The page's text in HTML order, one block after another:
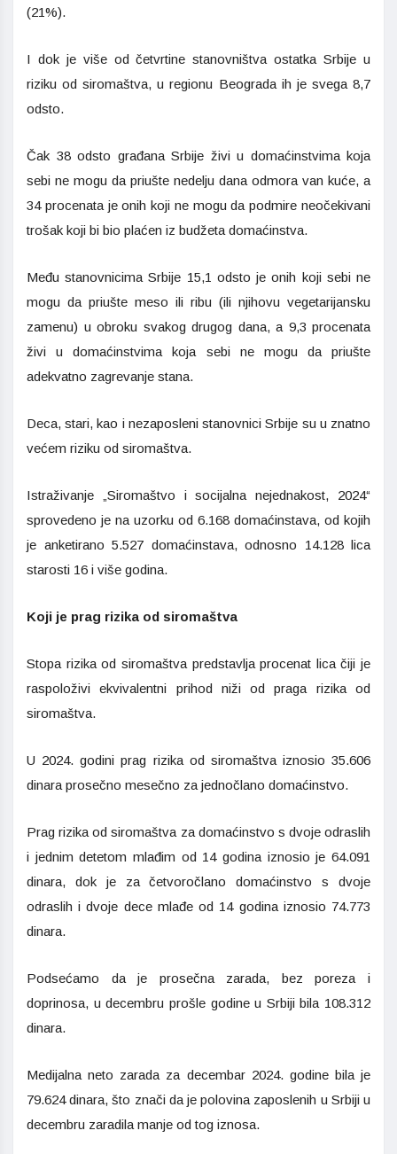
(21%).
I dok je više od četvrtine stanovništva ostatka Srbije u
riziku od siromaštva, u regionu Beograda ih je svega 8,7
odsto.
Čak 38 odsto građana Srbije živi u domaćinstvima koja
sebi ne mogu da priušte nedelju dana odmora van kuće, a
34 procenata je onih koji ne mogu da podmire neočekivani
trošak koji bi bio plaćen iz budžeta domaćinstva.
Među stanovnicima Srbije 15,1 odsto je onih koji sebi ne
mogu da priušte meso ili ribu (ili njihovu vegetarijansku
zamenu) u obroku svakog drugog dana, a 9,3 procenata
živi u domaćinstvima koja sebi ne mogu da priušte
adekvatno zagrevanje stana.
Deca, stari, kao i nezaposleni stanovnici Srbije su u znatno
većem riziku od siromaštva.
Istraživanje „Siromaštvo i socijalna nejednakost, 2024“
sprovedeno je na uzorku od 6.168 domaćinstava, od kojih
je anketirano 5.527 domaćinstava, odnosno 14.128 lica
starosti 16 i više godina.
Koji je prag rizika od siromaštva
Stopa rizika od siromaštva predstavlja procenat lica čiji je
raspoloživi ekvivalentni prihod niži od praga rizika od
siromaštva.
U 2024. godini prag rizika od siromaštva iznosio 35.606
dinara prosečno mesečno za jednočlano domaćinstvo.
Prag rizika od siromaštva za domaćinstvo s dvoje odraslih
i jednim detetom mlađim od 14 godina iznosio je 64.091
dinara, dok je za četvoročlano domaćinstvo s dvoje
odraslih i dvoje dece mlađe od 14 godina iznosio 74.773
dinara.
Podsećamo da je prosečna zarada, bez poreza i
doprinosa, u decembru prošle godine u Srbiji bila 108.312
dinara.
Medijalna neto zarada za decembar 2024. godine bila je
79.624 dinara, što znači da je polovina zaposlenih u Srbiji u
decembru zaradila manje od tog iznosa.